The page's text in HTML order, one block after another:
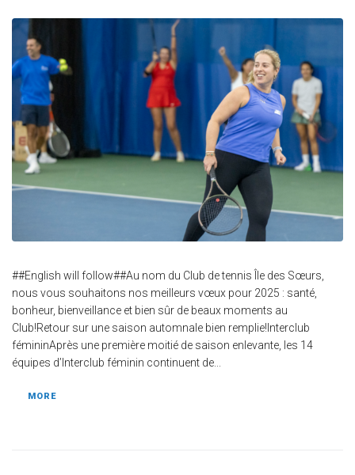
##English will follow##Au nom du Club de tennis Île des Sœurs,
nous vous souhaitons nos meilleurs vœux pour 2025 : santé,
bonheur, bienveillance et bien sûr de beaux moments au
Club!Retour sur une saison automnale bien remplie!Interclub
fémininAprès une première moitié de saison enlevante, les 14
équipes d’Interclub féminin continuent de...
MORE